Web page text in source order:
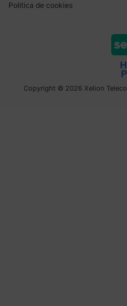
Política de cookies
Copyright © 2026 Xelion